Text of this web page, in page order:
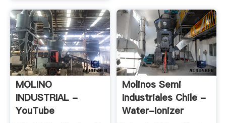
MOLINO
INDUSTRIAL -
YouTube
Molinos Semi
Industriales Chile -
Water-Ionizer